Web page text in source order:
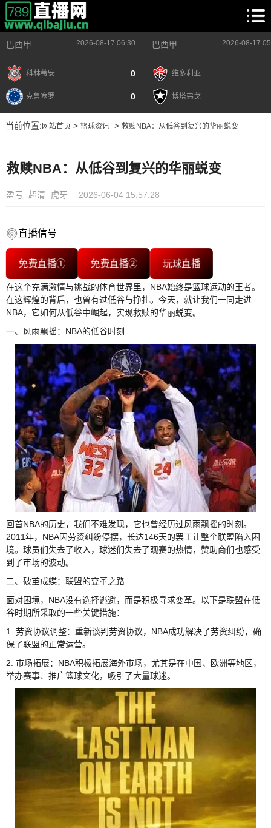
巴西甲 2026-08-17 06:30
科林蒂安 0
克鲁塞罗 0
巴西甲 2026-08-17
维多利亚
博塔弗戈
当前位置: 网站首页> 篮球资讯> 救赎NBA：从低谷到复兴的华丽蜕变
救赎NBA：从低谷到复兴的华丽蜕变
盈亏 超清 虎牙 2026-06-04 15:57:28
直播信号
免费直播① 免费直播② 玩球直播
在这个充满激情与挑战的体育世界里，NBA始终是篮球运动的王者。
在这辉煌的背后，也曾有过低谷与挣扎。今天，就让我们一同走进
NBA，它如何从低谷中崛起，实现救赎的华丽蜕变。
一、风雨飘摇：NBA的低谷时刻
回首NBA的历史，我们不难发现，它也曾经历过风雨飘摇的时刻。
2011年，NBA因劳资纠纷停摆，长达146天的罢工让整个联盟陷入困
境。球员们失去了收入，球迷们失去了观赛的热情，赞助商们也感受
到了市场的波动。
二、破茧成蝶：联盟的变革之路
面对困境，NBA没有选择逃避，而是积极寻求变革。以下是联盟在低
谷时期所采取的一些关键措施：
1. 劳资协议调整：重新谈判劳资协议，NBA成功解决了劳资纠纷，确
保了联盟的正常运营。
2. 市场拓展：NBA积极拓展海外市场，尤其是在中国、欧洲等地区，
举办赛事、推广篮球文化，吸引了大量球迷。